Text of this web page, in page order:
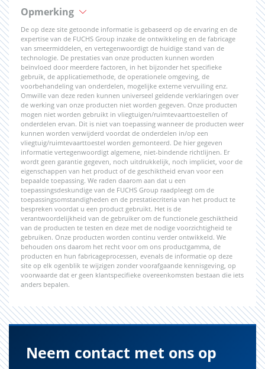
Opmerking
De op deze site getoonde informatie is gebaseerd op de ervaring en de
expertise van de FUCHS Group inzake de ontwikkeling en de fabricage
van smeermiddelen, en vertegenwoordigt de huidige stand van de
technologie. De prestaties van onze producten kunnen worden
beïnvloed door meerdere factoren, in het bijzonder het specifieke
gebruik, de applicatiemethode, de operationele omgeving, de
voorbehandeling van onderdelen, mogelijke externe vervuiling enz.
Omwille van deze reden kunnen universeel geldende verklaringen over
de werking van onze producten niet worden gegeven. Onze producten
mogen niet worden gebruikt in vliegtuigen/ruimtevaarttoestellen of
onderdelen ervan. Dit is niet van toepassing wanneer de producten weer
kunnen worden verwijderd voordat de onderdelen in/op een
vliegtuig/ruimtevaarttoestel worden gemonteerd. De hier gegeven
informatie vertegenwoordigt algemene, niet-bindende richtlijnen. Er
wordt geen garantie gegeven, noch uitdrukkelijk, noch impliciet, voor de
eigenschappen van het product of de geschiktheid ervan voor een
bepaalde toepassing. We raden daarom aan dat u een
toepassingsdeskundige van de FUCHS Group raadpleegt om de
toepassingsomstandigheden en de prestatiecriteria van het product te
bespreken voordat u een product gebruikt. Het is de
verantwoordelijkheid van de gebruiker om de functionele geschiktheid
van de producten te testen en deze met de nodige voorzichtigheid te
gebruiken. Onze producten worden continu verder ontwikkeld. We
behouden ons daarom het recht voor om ons productgamma, de
producten en hun fabricageprocessen, evenals de informatie op deze
site op elk ogenblik te wijzigen zonder voorafgaande kennisgeving, op
voorwaarde dat er geen klantspecifieke overeenkomsten bestaan die iets
anders bepalen.
Neem contact met ons op